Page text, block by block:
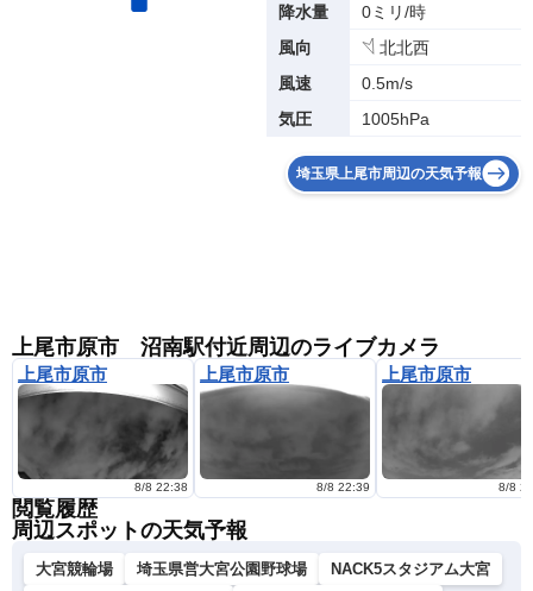
降水量
0ミリ/時
風向
北北西
風速
0.5m/s
気圧
1005hPa
埼玉県上尾市周辺の天気予報
上尾市原市 沼南駅付近周辺のライブカメラ
上尾市原市
8/8 22:38
上尾市原市
8/8 22:39
上尾市原市
8/8
閲覧履歴
周辺スポットの天気予報
大宮競輪場 埼玉県営大宮公園野球場
NACK5スタジアム大宮